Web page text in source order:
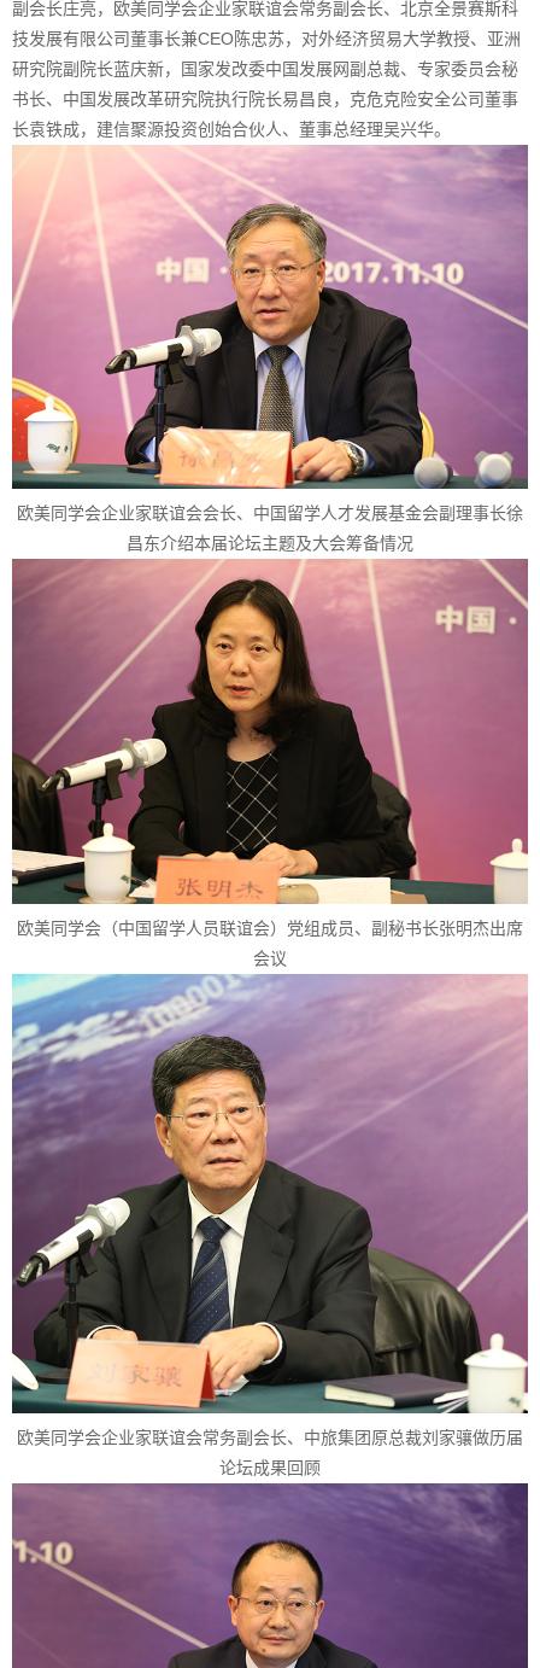
副会长庄亮，欧美同学会企业家联谊会常务副会长、北京全景赛斯科
技发展有限公司董事长兼CEO陈忠苏，对外经济贸易大学教授、亚洲
研究院副院长蓝庆新，国家发改委中国发展网副总裁、专家委员会秘
书长、中国发展改革研究院执行院长易昌良，克危克险安全公司董事
长袁铁成，建信聚源投资创始合伙人、董事总经理吴兴华。
欧美同学会企业家联谊会会长、中国留学人才发展基金会副理事长徐
昌东介绍本届论坛主题及大会筹备情况
欧美同学会（中国留学人员联谊会）党组成员、副秘书长张明杰出席
会议
欧美同学会企业家联谊会常务副会长、中旅集团原总裁刘家骧做历届
论坛成果回顾